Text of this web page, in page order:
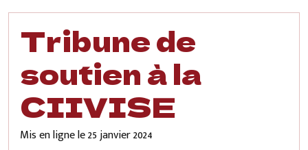
Tribune de
soutien à la
CIIVISE
Mis en ligne le25 janvier 2024